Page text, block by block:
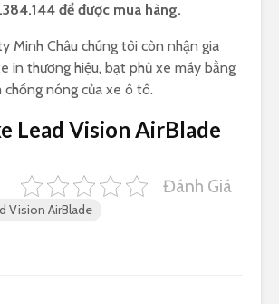
để được mua hàng.
Minh Châu chúng tôi còn nhận gia
in thương hiệu, bạt phủ xe máy bằng
nóng của xe ô tô.
Lead Vision AirBlade
Đánh Giá
Vision AirBlade